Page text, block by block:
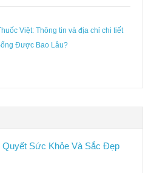
Việt: Thông tin và địa chỉ chi tiết
Được Bao Lâu?
Quyết Sức Khỏe Và Sắc Đẹp